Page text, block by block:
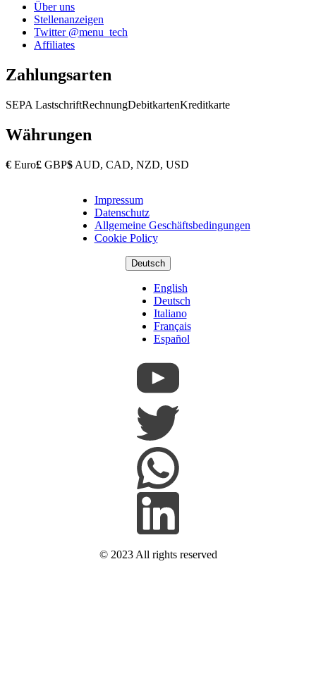
Über uns
Stellenanzeigen
Twitter @menu_tech
Affiliates
Zahlungsarten
SEPA LastschriftRechnungDebitkartenKreditkarte
Währungen
€ Euro£ GBP$ AUD, CAD, NZD, USD
Copyright
Footer
Impressum
Datenschutz
Allgemeine Geschäftsbedingungen
Cookie Policy
Deutsch
English
Deutsch
Italiano
Français
Español
© 2023 All rights reserved